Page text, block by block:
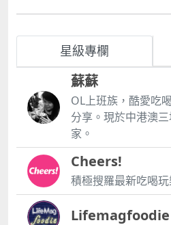
星級專欄
蘇蘇
OL上班族，酷愛吃
分享。現於中港澳
家。
Cheers!
積極搜羅最新吃喝玩
Lifemagfoodie